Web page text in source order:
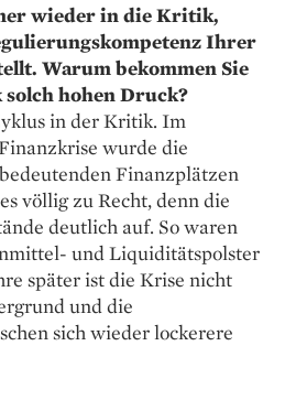
wieder in die Kritik,
Ihrer
Warum bekommen Sie
hohen Druck?
in der Kritik. Im
wurde die
Finanz­plätzen
völlig zu Recht, denn die
deutlich auf. So waren
und Liquiditätspolster
später ist die Krise nicht
und die
sich wieder lockerere